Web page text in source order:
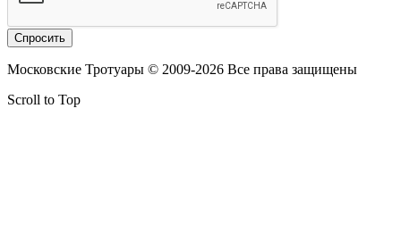
Московские Тротуары © 2009-2026 Все права защищены
Scroll to Top